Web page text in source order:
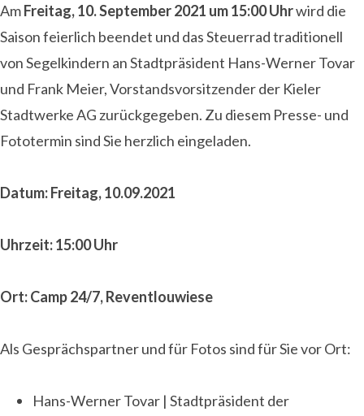
AmFreitag, 10. September 2021 um 15:00 Uhrwird die
Saison feierlich beendet und das Steuerrad traditionell
von Segelkindern an Stadtpräsident Hans-Werner Tovar
und Frank Meier, Vorstandsvorsitzender der Kieler
Stadtwerke AG zurückgegeben. Zu diesem Presse- und
Fototermin sind Sie herzlich eingeladen.
Datum: Freitag, 10.09.2021
Uhrzeit: 15:00 Uhr
Ort: Camp 24/7, Reventlouwiese
Als Gesprächspartner und für Fotos sind für Sie vor Ort:
Hans-Werner Tovar | Stadtpräsident der